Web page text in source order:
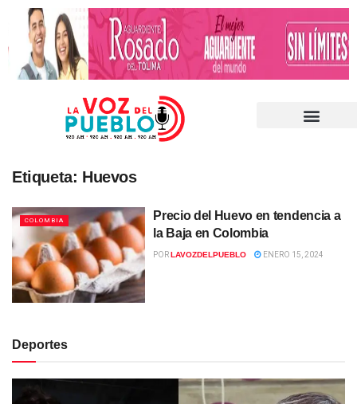
Etiqueta: Huevos
COLOMBIA
Precio del Huevo en tendencia a
la Baja en Colombia
PORLAVOZDELPUEBLO ENERO 15, 2024
Deportes